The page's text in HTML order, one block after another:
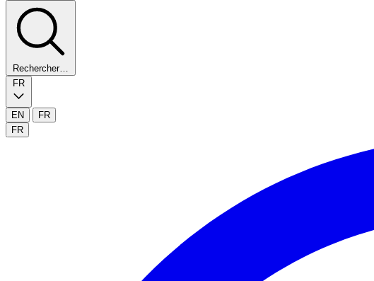
Rechercher…
FR
EN
FR
FR